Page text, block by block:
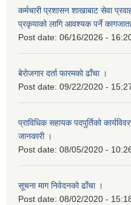
कर्मचारी प्रशासन शाखाबाट सेवा
प्रकृयाको लागि आवश्यक पर्ने
Post date: 06/16/2026 -
बेरोजगार दर्ता फारमको ढाँचा ।
Post date: 09/22/2020 -
प्राविधिक सहायक पदपुर्तिको
जानकारी ।
Post date: 08/05/2020 -
सूचना माग निवेदनको ढाँचा ।
Post date: 08/02/2020 -